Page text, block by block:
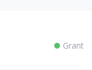
Grant